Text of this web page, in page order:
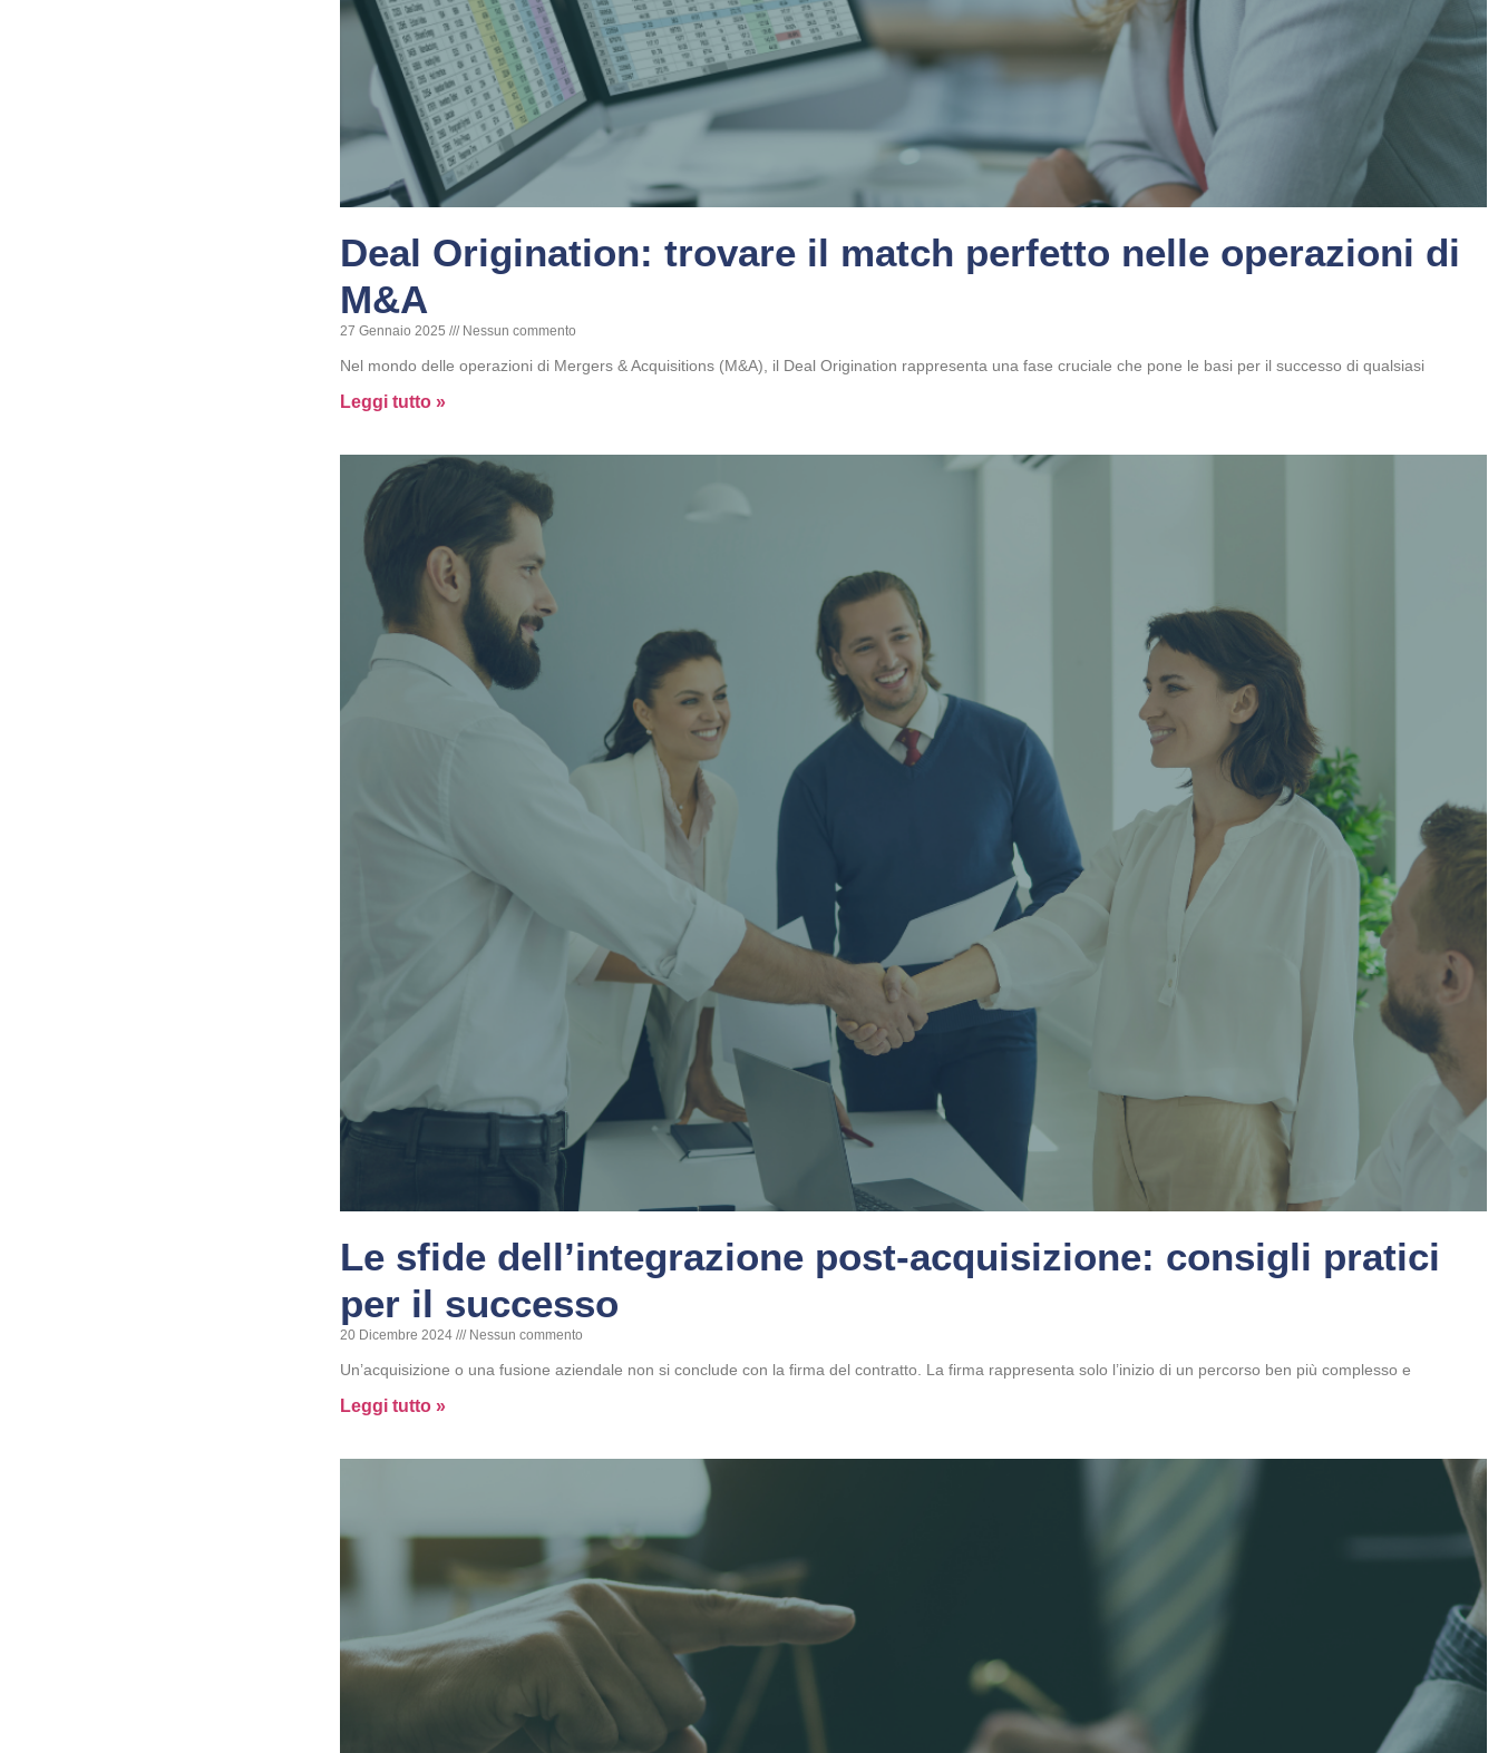
Deal Origination: trovare il match perfetto nelle operazioni di
M&A
27 Gennaio 2025 Nessun commento
Nel mondo delle operazioni di Mergers & Acquisitions (M&A), il Deal Origination rappresenta una fase cruciale che pone le basi per il successo di qualsiasi
Leggi tutto »
Le sfide dell’integrazione post-acquisizione: consigli pratici
per il successo
20 Dicembre 2024 Nessun commento
Un’acquisizione o una fusione aziendale non si conclude con la firma del contratto. La firma rappresenta solo l’inizio di un percorso ben più complesso e
Leggi tutto »